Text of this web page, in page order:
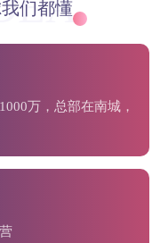
们都懂
万，总部在南城，